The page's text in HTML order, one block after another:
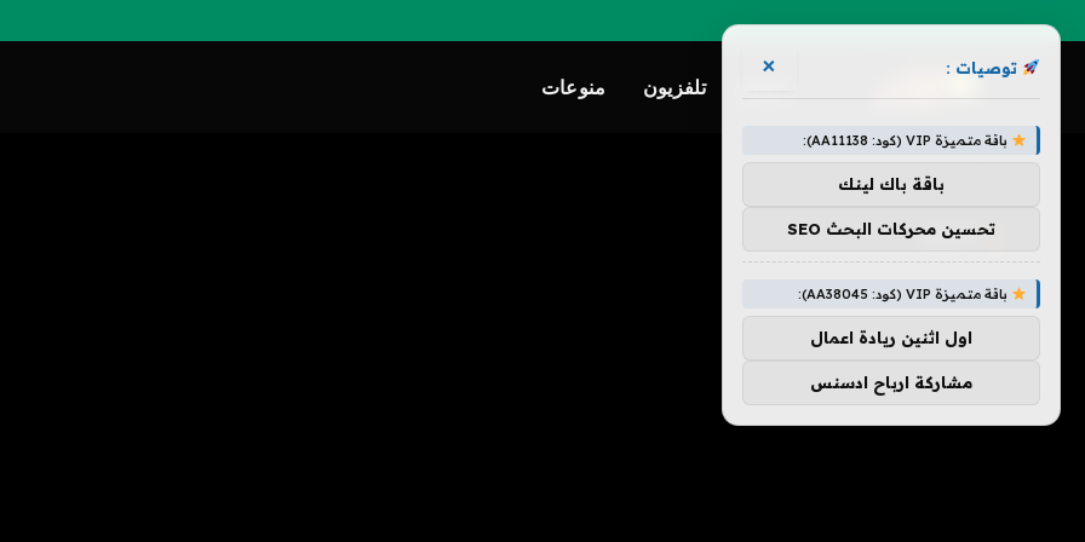
تلفزيون منوعات
الرئيسية » الرقم
الرقم
توصيات : ×
باقة متميزة VIP (كود: AA11138):
باقة باك لينك
تحسين محركات البحث SEO
باقة متميزة VIP (كود: AA38045):
اول اثنين ريادة اعمال
مشاركة ارباح ادسنس